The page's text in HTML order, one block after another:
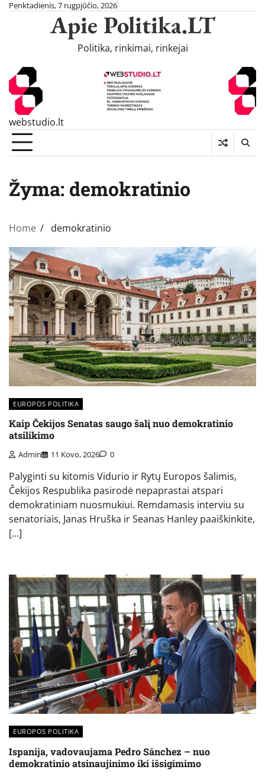
SkipPenktadienis, 7 rugpjūčio, 2026
Apie Politika.LT
Politika, rinkimai, rinkejai
webstudio.lt
Žyma: demokratinio
Home demokratinio
EUROPOS POLITIKA
Kaip Čekijos Senatas saugo šalį nuo demokratinio
atsilikimo
Admin 11 Kovo, 2026 0
Palyginti su kitomis Vidurio ir Rytų Europos šalimis,
Čekijos Respublika pasirodė nepaprastai atspari
demokratiniam nuosmukiui. Remdamasis interviu su
senatoriais, Janas Hruška ir Seanas Hanley paaiškinkite,
[…]
EUROPOS POLITIKA
Ispanija, vadovaujama Pedro Sánchez – nuo
demokratinio atsinaujinimo iki išsigimimo